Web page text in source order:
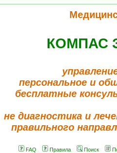
КОМПАС
персональное и
бесплатные
не диагностика и
правильного
FAQ Правила Поиск